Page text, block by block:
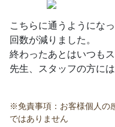
こちらに通うようにな
回数が減りました。
終わったあとはいつも
先生、スタッフの方に
※免責事項：お客様個人の
ではありません